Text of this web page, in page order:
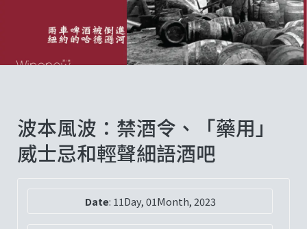
波本風波：禁酒令、「藥用」
威士忌和輕聲細語酒吧
Date: 11Day, 01Month, 2023